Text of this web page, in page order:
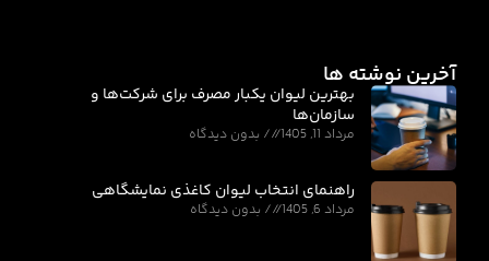
آخرین نوشته ها
بهترین لیوان یکبار مصرف برای شرکت‌ها و
سازمان‌ها
مرداد 11, 1405 بدون دیدگاه
راهنمای انتخاب لیوان کاغذی نمایشگاهی
مرداد 6, 1405 بدون دیدگاه